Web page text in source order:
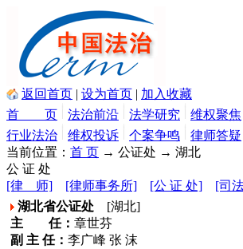
返回首页 | 设为首页 | 加入收藏
首 页
法治前沿 法学研究 维权聚焦
行业法治
维权投诉 个案争鸣 律师答疑
当前位置： 首 页 → 公证处 → 湖北
公 证 处
[律 师]
[律师事务所] [公 证 处] [司
湖北省公证处 [湖北]
主 任： 章世芬
副 主 任： 李广峰 张 沫